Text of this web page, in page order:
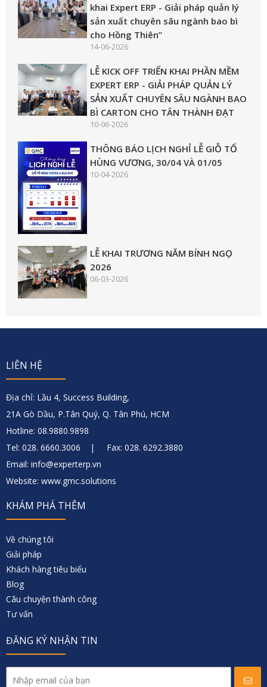
khai Expert ERP - Giải pháp quản lý
sản xuất chuyên sâu ngành bao bì
cho Hồng Thiên”
14-06-2026
LỄ KICK OFF TRIỂN KHAI PHẦN MỀM
EXPERT ERP - GIẢI PHÁP QUẢN LÝ
SẢN XUẤT CHUYÊN SÂU NGÀNH BAO
BÌ CARTON CHO TÂN THÀNH ĐẠT
10-06-2026
THÔNG BÁO LỊCH NGHỈ LỄ GIỖ TỔ
HÙNG VƯƠNG, 30/04 VÀ 01/05
10-04-2026
LỄ KHAI TRƯƠNG NĂM BÍNH NGỌ
2026
06-03-2026
LIÊN HỆ
Địa chỉ: Lầu 4, Success Building,
21A Gò Dầu, P.Tân Quý, Q. Tân Phú, HCM
Hotline: 08.9880.9898
Tel: 028. 6660.3006 | Fax: 028. 6292.3880
Email: info@experterp.vn
Website: www.gmc.solutions
KHÁM PHÁ THÊM
Về chúng tôi
Giải pháp
Khách hàng tiêu biểu
Blog
Câu chuyện thành công
Tư vấn
ĐĂNG KÝ NHẬN TIN